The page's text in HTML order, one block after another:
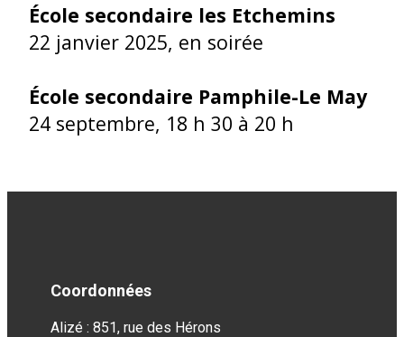
École secondaire les Etchemins
22 janvier 2025, en soirée
École secondaire Pamphile-Le May
24 septembre, 18 h 30 à 20 h
Coordonnées
Alizé : 851, rue des Hérons